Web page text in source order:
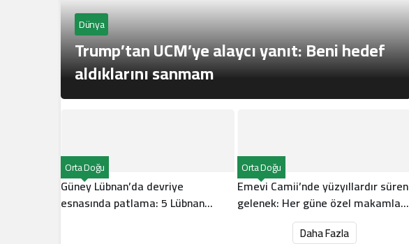
Dünya
Trump’tan UCM’ye alaycı yanıt: Beni hedef
aldıklarını sanmam
Orta Doğu
Güney Lübnan’da devriye
esnasında patlama: 5 Lübnan
Orta Doğu
Emevi Camii’nde yüzyıllardır süren
gelenek: Her güne özel makamla
Daha Fazla